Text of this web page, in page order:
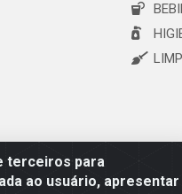
terceiros para
ao usuário, apresentar